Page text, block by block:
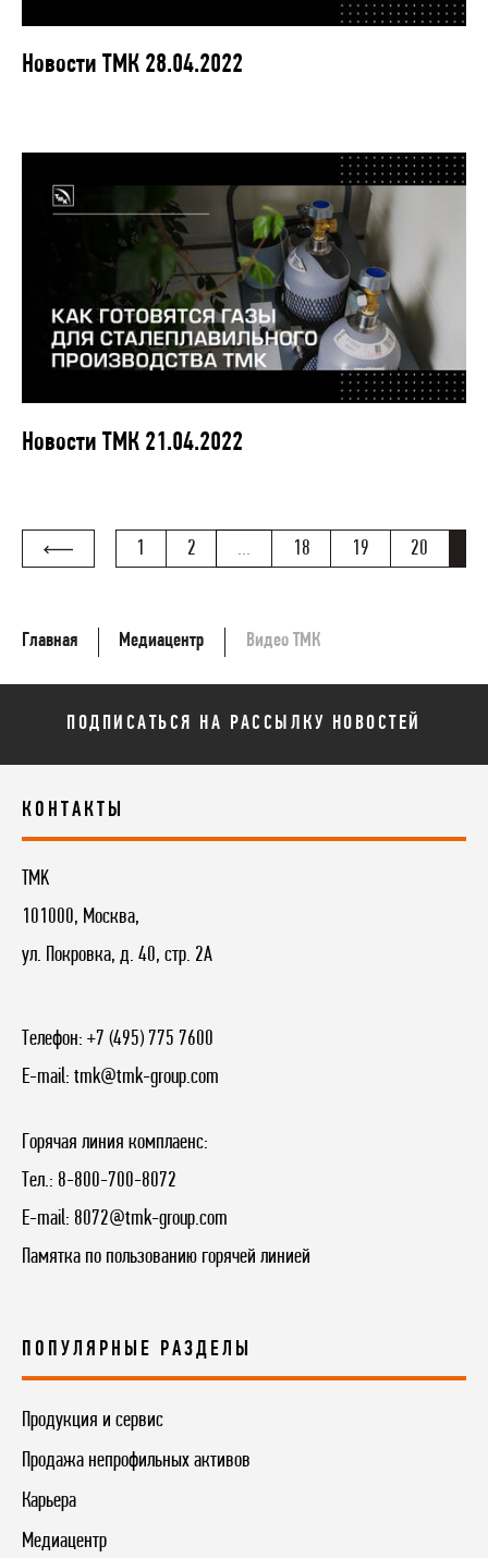
Новости ТМК 28.04.2022
Новости ТМК 21.04.2022
1 2 ... 18 19 20
Главная Медиацентр Видео ТМК
ПОДПИСАТЬСЯ НА РАССЫЛКУ НОВОСТЕЙ
КОНТАКТЫ
TMK
101000, Москва,
ул. Покровка, д. 40, стр. 2А
Телефон: +7 (495) 775 7600
E-mail: tmk@tmk-group.com
Горячая линия комплаенс:
Тел.: 8-800-700-8072
E-mail: 8072@tmk-group.com
Памятка по пользованию горячей линией
ПОПУЛЯРНЫЕ РАЗДЕЛЫ
Продукция и сервис
Продажа непрофильных активов
Карьера
Медиацентр